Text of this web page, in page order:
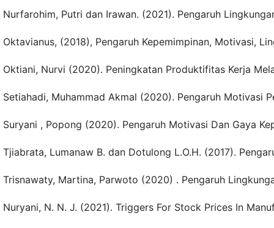
Nurfarohim, Putri dan Irawan. (2021). Pengaruh
Oktavianus, (2018), Pengaruh Kepemimpinan, Motivasi,
Oktiani, Nurvi (2020). Peningkatan Produktifitas Kerja
Setiahadi, Muhammad Akmal (2020). Pengaruh Motivasi
Suryani , Popong (2020). Pengaruh Motivasi Dan Gaya
Tjiabrata, Lumanaw B. dan Dotulong L.O.H. (2017).
Trisnawaty, Martina, Parwoto (2020) . Pengaruh
Nuryani, N. N. J. (2021). Triggers For Stock Prices In